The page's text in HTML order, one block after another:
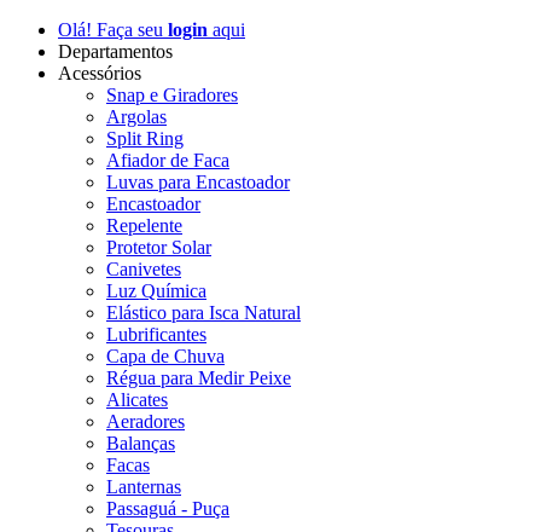
Olá! Faça seu login aqui
Departamentos
Acessórios
Snap e Giradores
Argolas
Split Ring
Afiador de Faca
Luvas para Encastoador
Encastoador
Repelente
Protetor Solar
Canivetes
Luz Química
Elástico para Isca Natural
Lubrificantes
Capa de Chuva
Régua para Medir Peixe
Alicates
Aeradores
Balanças
Facas
Lanternas
Passaguá - Puça